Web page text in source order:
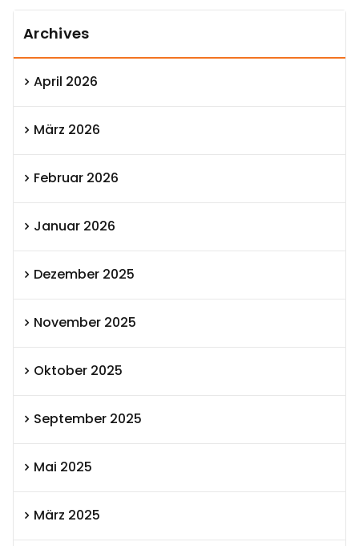
Archives
April 2026
März 2026
Februar 2026
Januar 2026
Dezember 2025
November 2025
Oktober 2025
September 2025
Mai 2025
März 2025